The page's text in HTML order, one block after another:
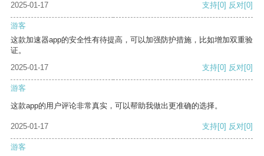
2025-01-17 支持[0] 反对[0]
游客
这款加速器app的安全性有待提高，可以加强防护措施，比如增加双重验
证。
2025-01-17
支持[0] 反对[0]
游客
这款app的用户评论非常真实，可以帮助我做出更准确的选择。
2025-01-17 支持[0] 反对[0]
游客